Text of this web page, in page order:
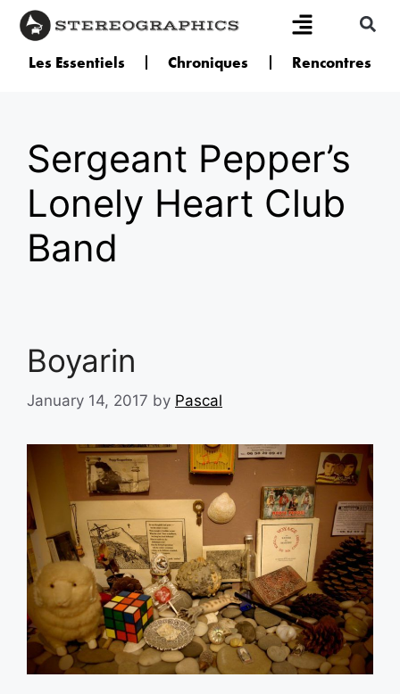
Les Essentiels Chroniques Rencontres
Sergeant Pepper’s
Lonely Heart Club
Band
Boyarin
January 14, 2017 by Pascal